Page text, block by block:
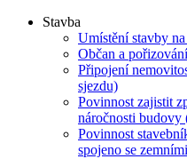
Stavba
Umístění stavby
Občan a
Připojení
sjezdu)
Povinnost zajistit
náročnosti budovy
Povinnost
spojeno se